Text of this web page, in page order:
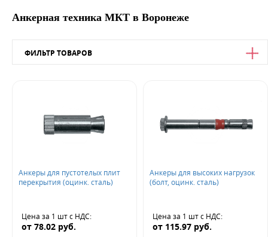
Анкерная техника МКТ в Воронеже
ФИЛЬТР ТОВАРОВ
Не нашли ничего подходящего?
Анкеры для пустотелых плит
перекрытия (оцинк. сталь)
Цена за 1 штс НДС:
от 78.02 руб.
Анкеры для высоких нагрузок
(болт, оцинк. сталь)
Цена за 1 штс НДС:
от 115.97 руб.